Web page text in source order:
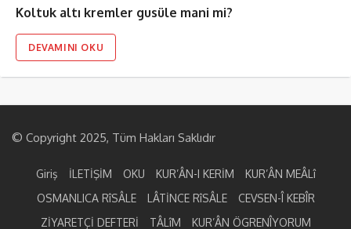
Koltuk altı kremler gusüle mani mi?
DEVAMINI OKU
© Copyright 2025, Tüm Hakları Saklıdır
Giriş İLETİŞİM OKU KUR’ÂN-I KERİM
KUR’ÂN MEÂLî
OSMANLICA RîSÂLE
LÂTİNCE RîSÂLE
CEVSEN-Î KEBÎR
ZİYARETÇİ DEFTERİ
TÂLîM KUR’ÂN ÖGRENÎYORUM